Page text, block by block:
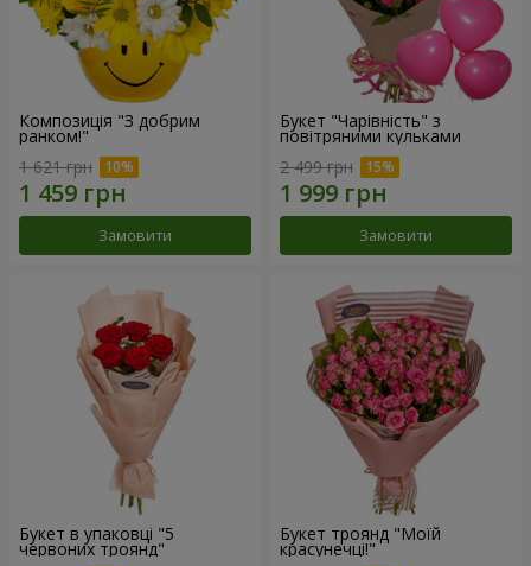
Композиція "З добрим
ранком!"
1 621 грн
Замовити
Букет "Чарівність" з
повітряними кульками
2 499 грн
Замовити
Букет в упаковці "5
червоних троянд"
Букет троянд "Моїй
красунечці!"